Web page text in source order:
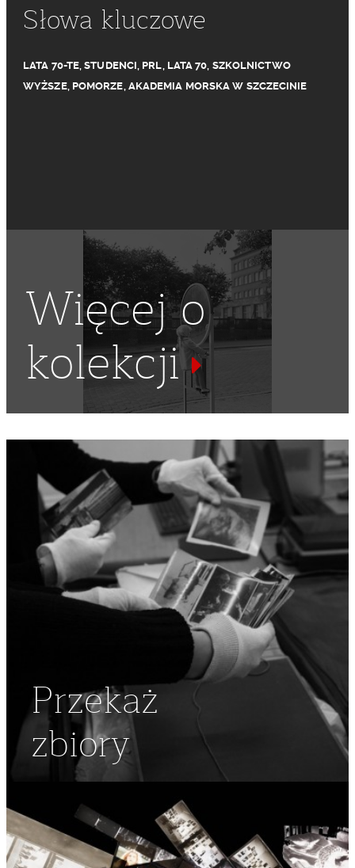
Słowa kluczowe
LATA 70-TE,STUDENCI, PRL, LATA 70, SZKOLNICTWO
WYŻSZE, POMORZE, AKADEMIA MORSKA W SZCZECINIE
Więcej o
kolekcji
Przekaż
zbiory